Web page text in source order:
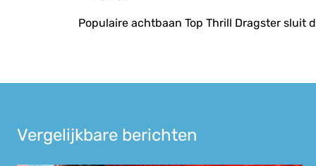
navigatie
Populaire achtbaan Top Thrill Dragster sluit
Vergelijkbare berichten